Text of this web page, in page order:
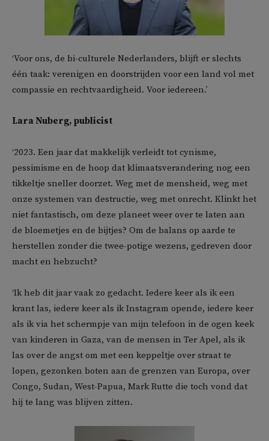
‘Voor ons, de bi-culturele Nederlanders, blijft er slechts
één taak: verenigen en doorstrijden voor een land vol met
compassie en rechtvaardigheid. Voor iedereen.’
Lara Nuberg, publicist
‘2023. Een jaar dat makkelijk verleidt tot cynisme,
pessimisme en de hoop dat klimaatsverandering nog een
tikkeltje sneller doorzet. Weg met de mensheid, weg met
onze systemen van destructie, weg met onrecht. Klinkt het
niet fantastisch, om deze planeet weer over te laten aan
de bloemetjes en de bijtjes? Om de balans op aarde te
herstellen zonder die twee-potige wezens, gedreven door
macht en hebzucht?
‘Ik heb dit jaar vaak zo gedacht. Iedere keer als ik een
krant las, iedere keer als ik Instagram opende, iedere keer
als ik via het schermpje van mijn telefoon in de ogen keek
van kinderen in Gaza, van de mensen in Ter Apel, als ik
las over de angst om met een keppeltje over straat te
lopen, gezonken boten aan de grenzen van Europa, over
Congo, Sudan, West-Papua, Mark Rutte die toch vond dat
hij te lang was blijven zitten.